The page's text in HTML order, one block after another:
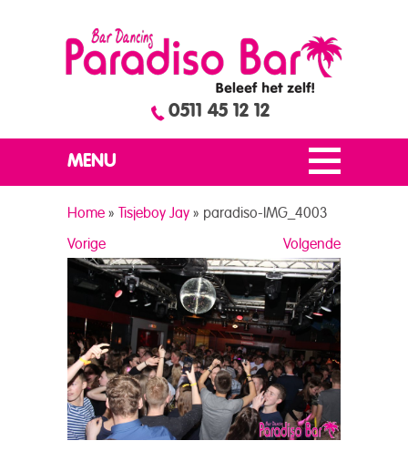
0511 45 12 12
MENU
Home » Tisjeboy Jay » paradiso-IMG_4003
Volgende
Vorige